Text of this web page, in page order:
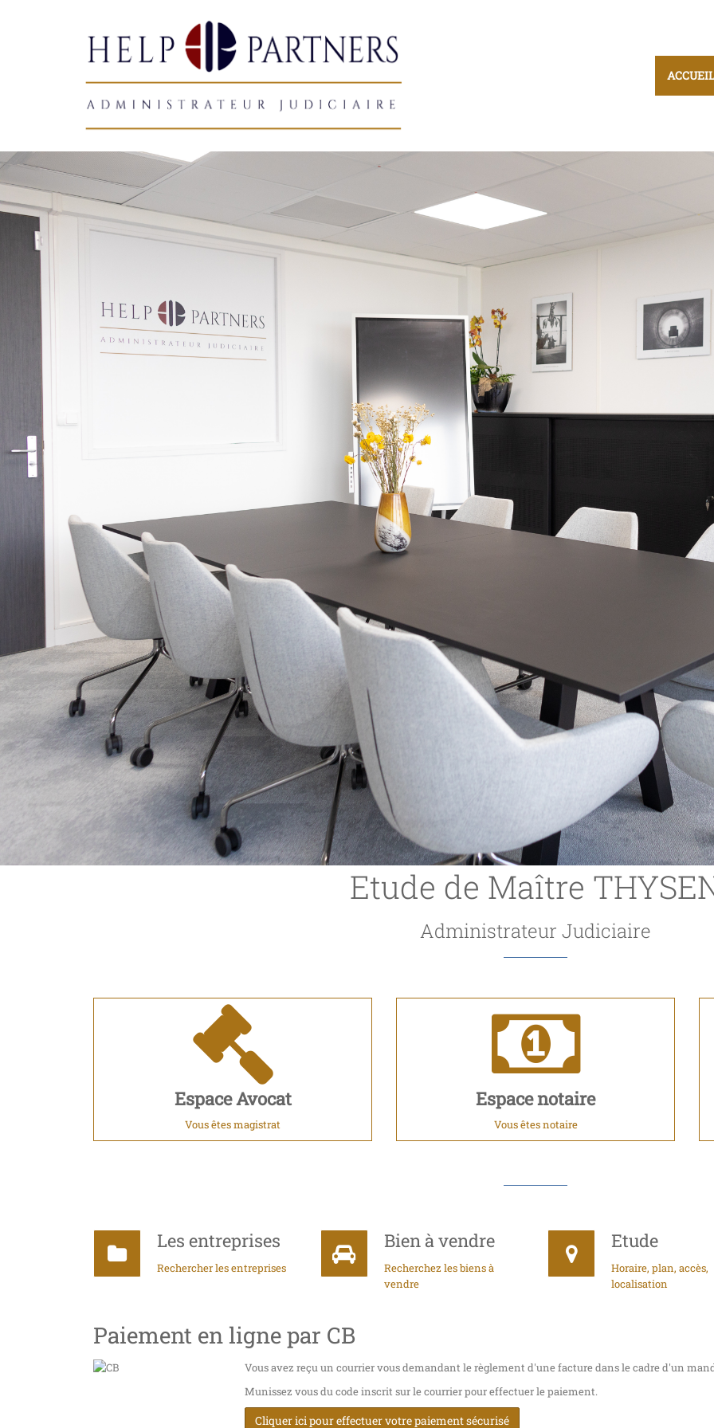
ACCUEIL
Etude de Maître
Administrateur Judiciaire
Espace Avocat
Vous êtes magistrat
Espace notaire
Vous êtes notaire
Les entreprises
Rechercher les entreprises
Bien à vendre
Recherchez les biens à
vendre
Etude
Horaire, plan, accès,
localisation
Paiement en ligne par CB
Vous avez reçu un courrier vous demandant le règlement d'une facture dans le cadre d'un
Munissez vous du code inscrit sur le courrier pour effectuer le paiement.
Cliquer ici pour effectuer votre paiement sécurisé